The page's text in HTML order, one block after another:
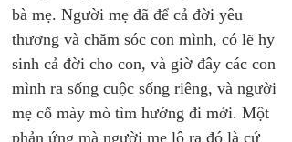
bà mẹ. Người mẹ đã để cả đời yêu
thương và chăm sóc con mình, có lẽ hy
sinh cả đời cho con, và giờ đây các con
mình ra sống cuộc sống riêng, và người
mẹ cố mày mò tìm hướng đi mới. Một
phản ứng mà người mẹ lộ ra đó là cứ